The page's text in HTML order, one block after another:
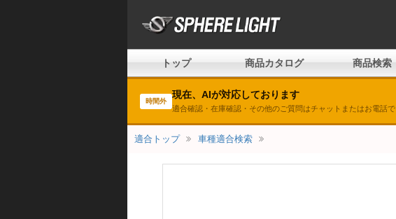
トップ 商品カタログ 商品検索
時間外
現在、AIが対応しております
適合確認・在庫確認・その他のご質問はチャットまたはお電話で
適合トップ 車種適合検索